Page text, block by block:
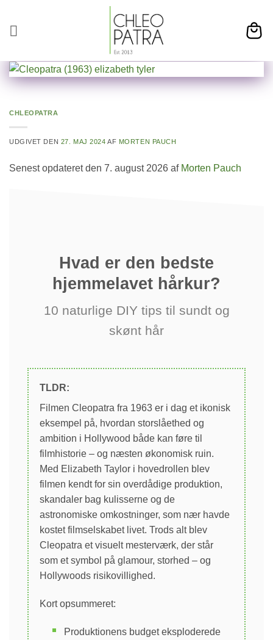
indhold
CHLEOPATRA
UDGIVET DEN 27. MAJ 2024 AF MORTEN PAUCH
Senest opdateret den 7. august 2026 af Morten Pauch
Hvad er den bedste
hjemmelavet hårkur?
10 naturlige DIY tips til sundt og
skønt hår
TLDR:
Filmen Cleopatra fra 1963 er i dag et ikonisk
eksempel på, hvordan storslåethed og
ambition i Hollywood både kan føre til
filmhistorie – og næsten økonomisk ruin.
Med Elizabeth Taylor i hovedrollen blev
filmen kendt for sin overdådige produktion,
skandaler bag kulisserne og de
astronomiske omkostninger, som nær havde
kostet filmselskabet livet. Trods alt blev
Cleopatra et visuelt mesterværk, der står
som et symbol på glamour, storhed – og
Hollywoods risikovillighed.
Kort opsummeret:
Produktionens budget eksploderede